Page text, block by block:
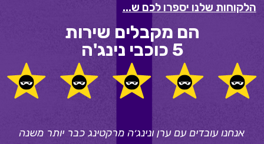
הלקוחות שלנו יספרו לכם ש...
הם מקבלים שירות
5 כוכבי נינג'ה
אנחנו עובדים עם ערן ונינג׳ה מרקטינג כבר יותר משנה